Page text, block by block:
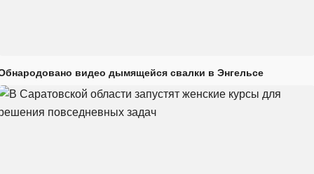
видео дымящейся свалки в Энгельсе